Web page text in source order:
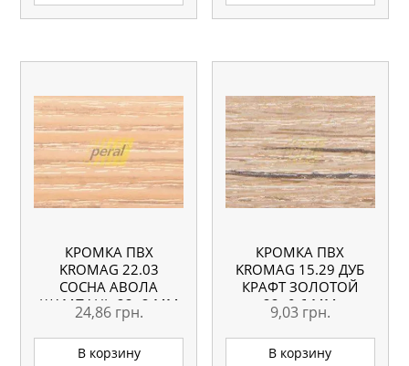
КРОМКА ПВХ
KROMAG 22.03
СОСНА АВОЛА
ШАМПАНЬ 22×2 ММ
24,86 грн.
В корзину
КРОМКА ПВХ
KROMAG 15.29 ДУБ
КРАФТ ЗОЛОТОЙ
22×0,6 ММ
9,03 грн.
В корзину